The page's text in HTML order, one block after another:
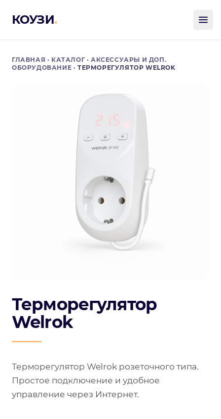
КОУЗИ.
ГЛАВНАЯ · КАТАЛОГ ·АКСЕССУАРЫ И ДОП.
ОБОРУДОВАНИЕ ·ТЕРМОРЕГУЛЯТОР WELROK
Терморегулятор
Welrok
Терморегулятор Welrok розеточного типа.
Простое подключение и удобное
управление через Интернет.